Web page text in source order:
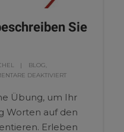
Sie
BLOG,
DEAKTIVIERT
Übung, um Ihr
Worten auf den
Erleben